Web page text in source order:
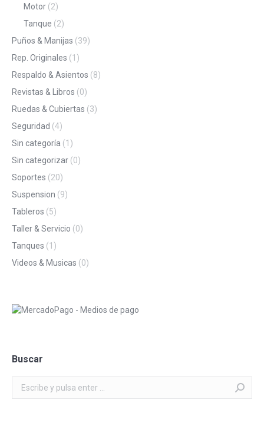
Motor (2)
Tanque (2)
Puños & Manijas (39)
Rep. Originales (1)
Respaldo & Asientos (8)
Revistas & Libros (0)
Ruedas & Cubiertas (3)
Seguridad (4)
Sin categoría (1)
Sin categorizar (0)
Soportes (20)
Suspension (9)
Tableros (5)
Taller & Servicio (0)
Tanques (1)
Videos & Musicas (0)
Buscar